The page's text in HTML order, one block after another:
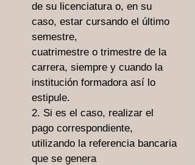
de su licenciatura o, en su
caso, estar cursando el último
semestre,
cuatrimestre o trimestre de la
carrera, siempre y cuando la
institución formadora así lo
estipule.
2. Si es el caso, realizar el
pago correspondiente,
utilizando la referencia bancaria
que se genera